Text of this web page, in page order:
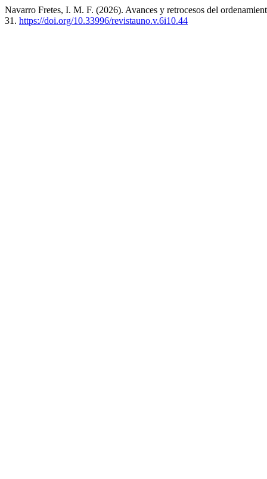
Navarro Fretes, I. M. F. (2026). Avances y retrocesos del
31. https://doi.org/10.33996/revistauno.v.6i10.44